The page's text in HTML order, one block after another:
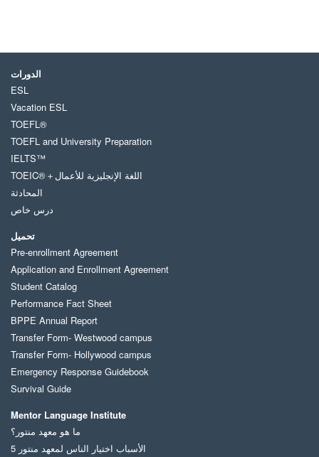
الدورات
ESL
Vacation ESL
TOEFL®
TOEFL and University Preparation
IELTS™
TOEIC®＋اللغة الإنجليزية للأعمال
المحادثة
درس خاص
تحميل
Pre-enrollment Agreement
Application and Enrollment Agreement
Student Catalog
Performance Fact Sheet
BPPE Annual Report
Transfer Form- Westwood campus
Transfer Form- Hollywood campus
Emergency Response Guidebook
Survival Guide
Mentor Language Institute
ما هو معهد منتور؟
الأسباب اختيار الناس لمعهد منتور 5